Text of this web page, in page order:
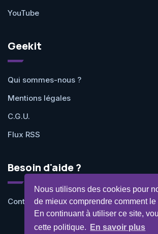
Nous utilisons des cookies pour
de mieux comprendre comment
En continuant à utiliser ce site,
cette politique.
En savoir plus
YouTube
Geekit
Qui sommes-nous ?
Mentions légales
C.G.U.
Flux RSS
Besoin d'aide ?
Contactez-nous